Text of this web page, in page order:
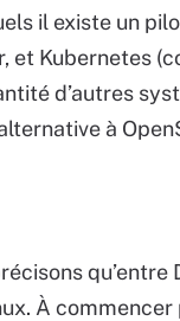
il existe un
et Kubernetes
d’autres
à
qu’entre
À